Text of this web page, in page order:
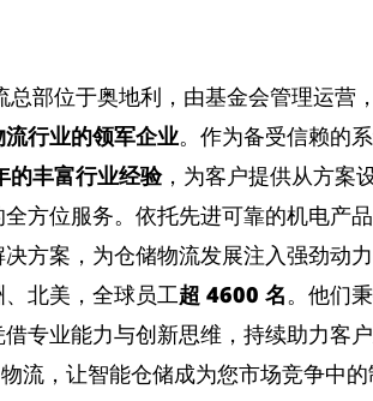
总部位于奥地利，由基金会管理运营
行业的领军企业。作为备受信赖的
的丰富行业经验，为客户提供从方案
全方位服务。依托先进可靠的机电产
方案，为仓储物流发展注入强劲动
北美，全球员工超 4600 名。他们
专业能力与创新思维，持续助力客
流，让智能仓储成为您市场竞争中的